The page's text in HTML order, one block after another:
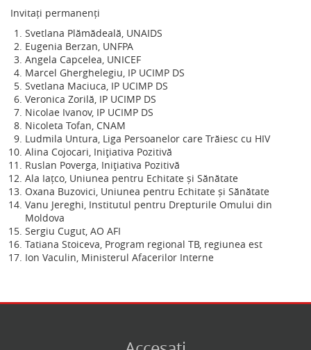
Invitați permanenți
Svetlana Plămădeală, UNAIDS
Eugenia Berzan, UNFPA
Angela Capcelea, UNICEF
Marcel Gherghelegiu, IP UCIMP DS
Svetlana Maciuca, IP UCIMP DS
Veronica Zorilă, IP UCIMP DS
Nicolae Ivanov, IP UCIMP DS
Nicoleta Tofan, CNAM
Ludmila Untura, Liga Persoanelor care Trăiesc cu HIV
Alina Cojocari, Inițiativa Pozitivă
Ruslan Poverga, Inițiativa Pozitivă
Ala Iațco, Uniunea pentru Echitate și Sănătate
Oxana Buzovici, Uniunea pentru Echitate și Sănătate
Vanu Jereghi, Institutul pentru Drepturile Omului din
Moldova
Sergiu Cugut, AO AFI
Tatiana Stoiceva, Program regional TB, regiunea est
Ion Vaculin, Ministerul Afacerilor Interne